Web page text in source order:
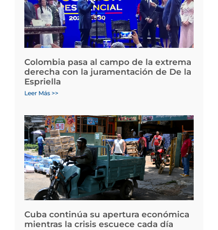
Colombia pasa al campo de la extrema
derecha con la juramentación de De la
Espriella
Leer Más >>
Cuba continúa su apertura económica
mientras la crisis escuece cada día